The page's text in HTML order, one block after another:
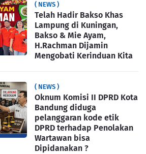
( NEWS )
Telah Hadir Bakso Khas
Lampung di Kuningan,
Bakso & Mie Ayam,
H.Rachman Dijamin
Mengobati Kerinduan Kita
( NEWS )
Oknum Komisi II DPRD Kota
Bandung diduga
pelanggaran kode etik
DPRD terhadap Penolakan
Wartawan bisa
Dipidanakan ?